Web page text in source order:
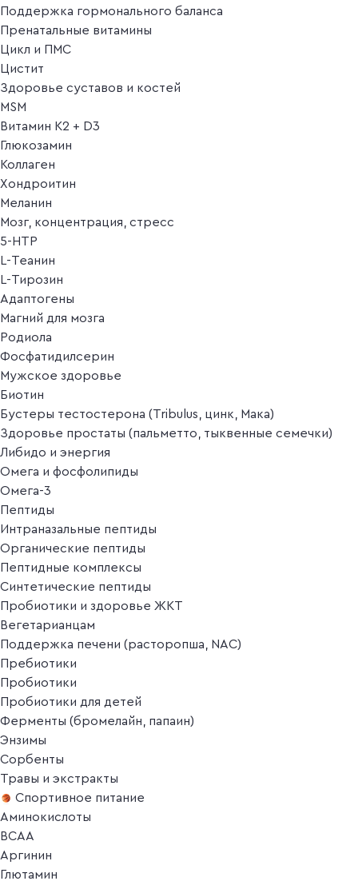
Поддержка гормонального баланса
Пренатальные витамины
Цикл и ПМС
Цистит
Здоровье суставов и костей
MSM
Витамин K2 + D3
Глюкозамин
Коллаген
Хондроитин
Меланин
Мозг, концентрация, стресс
5-HTP
L-Теанин
L-Тирозин
Адаптогены
Магний для мозга
Родиола
Фосфатидилсерин
Мужское здоровье
Биотин
Бустеры тестостерона (Tribulus, цинк, Мака)
Здоровье простаты (пальметто, тыквенные семечки)
Либидо и энергия
Омега и фосфолипиды
Омега-3
Пептиды
Интраназальные пептиды
Органические пептиды
Пептидные комплексы
Синтетические пептиды
Пробиотики и здоровье ЖКТ
Вегетарианцам
Поддержка печени (расторопша, NAC)
Пребиотики
Пробиотики
Пробиотики для детей
Ферменты (бромелайн, папаин)
Энзимы
Сорбенты
Травы и экстракты
Спортивное питание
Аминокислоты
BCAA
Аргинин
Глютамин